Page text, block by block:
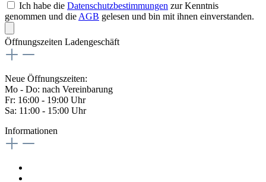
Ich habe die Datenschutzbestimmungen zur Kenntnis
genommen und die AGB gelesen und bin mit ihnen einverstanden.
Öffnungszeiten Ladengeschäft
Neue Öffnungszeiten:
Mo - Do: nach Vereinbarung
Fr: 16:00 - 19:00 Uhr
Sa: 11:00 - 15:00 Uhr
Informationen